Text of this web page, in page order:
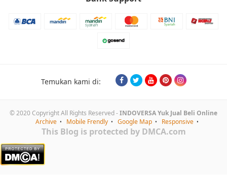
Temukan kami di:
© 2020 Copyright All Rights Reserved -INDOVERSA Yuk Jual Beli Online
Archive
Mobile Frendly Google Map Responsive
This Blog is protected by DMCA.com